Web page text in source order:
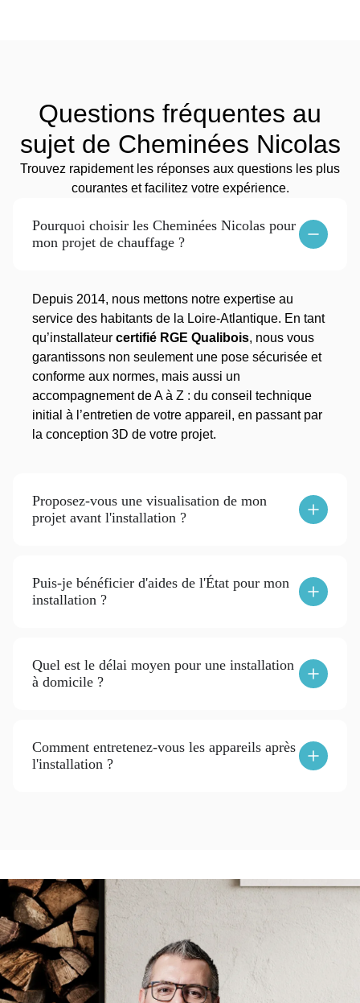
Questions fréquentes au
sujet de Cheminées Nicolas
Trouvez rapidement les réponses aux questions les plus
courantes et facilitez votre expérience.
Pourquoi choisir les Cheminées Nicolas pour
mon projet de chauffage ?
Depuis 2014, nous mettons notre expertise au
service des habitants de la Loire-Atlantique. En tant
qu’installateur certifié RGE Qualibois, nous vous
garantissons non seulement une pose sécurisée et
conforme aux normes, mais aussi un
accompagnement de A à Z : du conseil technique
initial à l’entretien de votre appareil, en passant par
la conception 3D de votre projet.
Proposez-vous une visualisation de mon
projet avant l'installation ?
Puis-je bénéficier d'aides de l'État pour mon
installation ?
Quel est le délai moyen pour une installation
à domicile ?
Comment entretenez-vous les appareils après
l'installation ?